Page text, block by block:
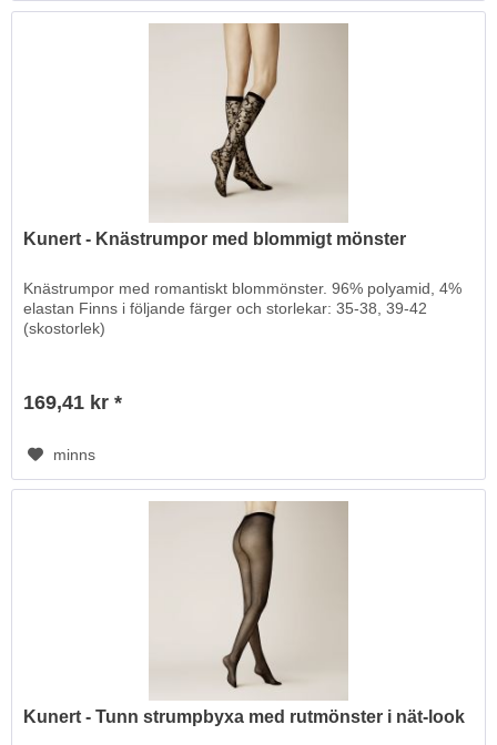
Kunert - Knästrumpor med blommigt mönster
Knästrumpor med romantiskt blommönster. 96% polyamid, 4%
elastan Finns i följande färger och storlekar: 35-38, 39-42
(skostorlek)
169,41 kr *
minns
Kunert - Tunn strumpbyxa med rutmönster i nät-look